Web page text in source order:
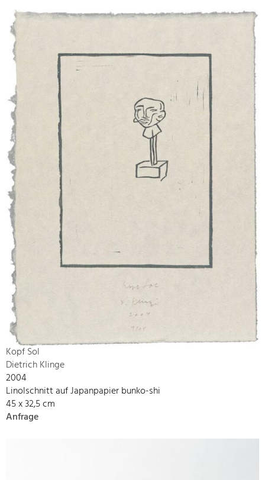
Kopf Sol
Dietrich Klinge
2004
Linolschnitt auf Japanpapier bunko-shi
45 x 32,5 cm
Anfrage